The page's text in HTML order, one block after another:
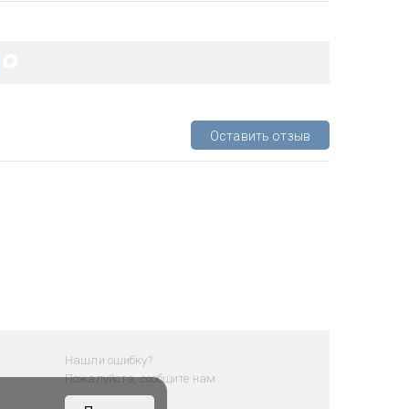
Оставить отзыв
Нашли ошибку?
Пожалуйста, сообщите нам